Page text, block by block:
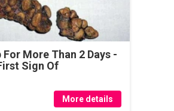
For More Than 2 Days -
Sign Of
More details